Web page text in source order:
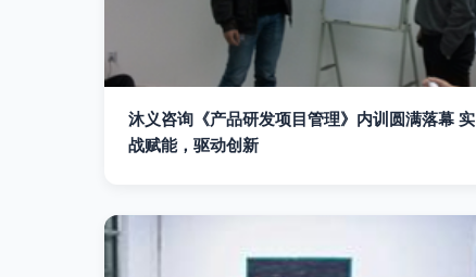
沐义咨询《产品研发项目管理》内训圆满落幕 实
战赋能，驱动创新